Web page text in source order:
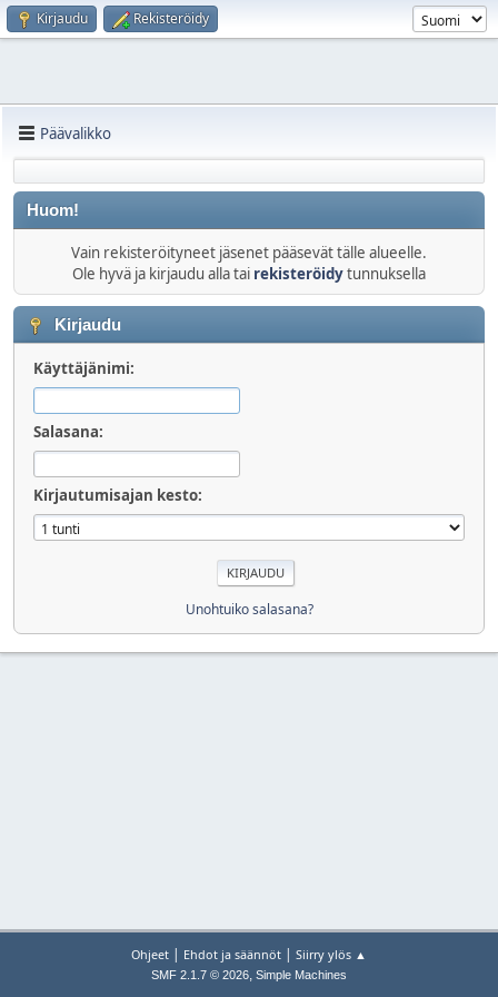
Kirjaudu Rekisteröidy
Päävalikko
Huom!
Vain rekisteröityneet jäsenet pääsevät tälle alueelle.
Ole hyvä ja kirjaudu alla tai rekisteröidytunnuksella
Kirjaudu
Käyttäjänimi:
Salasana:
Kirjautumisajan kesto:
Unohtuiko salasana?
Ohjeet | Ehdot ja säännöt | Siirry ylös ▲
SMF 2.1.7 © 2026, Simple Machines